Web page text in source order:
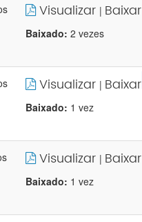
Visualizar | Baixar
Baixado: 2 vezes
Visualizar | Baixar
Baixado: 1 vez
Visualizar | Baixar
Baixado: 1 vez